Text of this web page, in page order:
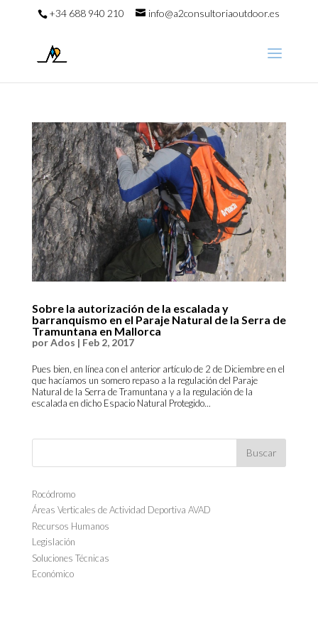
+34 688 940 210 info@a2consultoriaoutdoor.es
Sobre la autorización de la escalada y
barranquismo en el Paraje Natural de la Serra de
Tramuntana en Mallorca
porAdos | Feb 2, 2017
Pues bien, en línea con el anterior artículo de 2 de Diciembre en el
que hacíamos un somero repaso a la regulación del Paraje
Natural de la Serra de Tramuntana y a la regulación de la
escalada en dicho Espacio Natural Protegido...
Rocódromo
Áreas Verticales de Actividad Deportiva AVAD
Recursos Humanos
Legislación
Soluciones Técnicas
Económico